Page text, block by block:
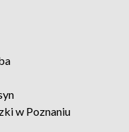
w Poznaniu